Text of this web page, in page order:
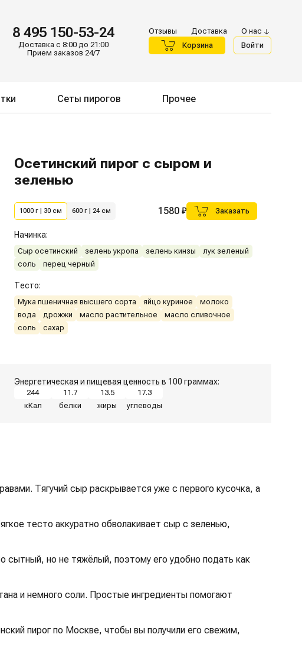
8 495 150-53-24
Доставка с 8:00 до 21:00
Прием заказов 24/7
Отзывы Доставка
О нас
Корзина
Войти
Сеты пирогов Прочее
Осетинский пирог с сыром и
зеленью
1000 г | 30 см 600 г | 24 см 1580 ₽ Заказать
Начинка:
Сыр осетинский зелень укропа зелень кинзы
лук зеленый
соль
перец черный
Тесто:
Мука пшеничная высшего сорта яйцо куриное
молоко
вода
дрожжи масло растительное
масло сливочное
соль
сахар
Энергетическая и пищевая ценность в 100 граммах:
244
кКал
11.7
белки
13.5
жиры
17.3
углеводы
Тягучий сыр раскрывается уже с первого кусочка, а
тесто аккуратно обволакивает сыр с зеленью,
сытный, но не тяжёлый, поэтому его удобно подать как
и немного соли. Простые ингредиенты помогают
пирог по Москве, чтобы вы получили его свежим,